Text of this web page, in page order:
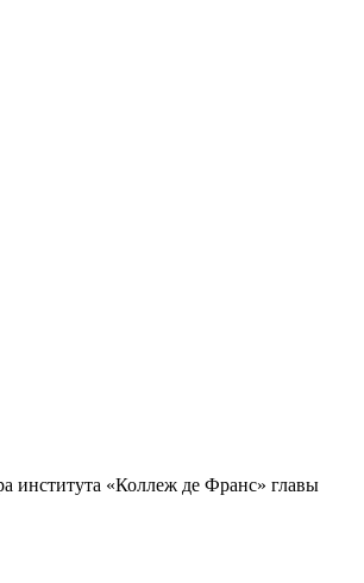
института «Коллеж де Франс» главы